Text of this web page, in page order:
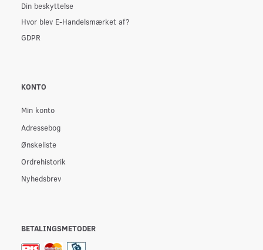
Din beskyttelse
Hvor blev E-Handelsmærket af?
GDPR
KONTO
Min konto
Adressebog
Ønskeliste
Ordrehistorik
Nyhedsbrev
BETALINGSMETODER